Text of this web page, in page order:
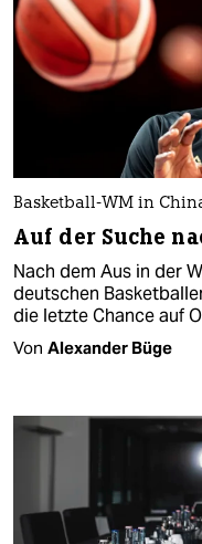
Basketball-WM in
Auf der Suche
Nach dem Aus in der
deutschen
die letzte Chance auf
Von Alexander Büge